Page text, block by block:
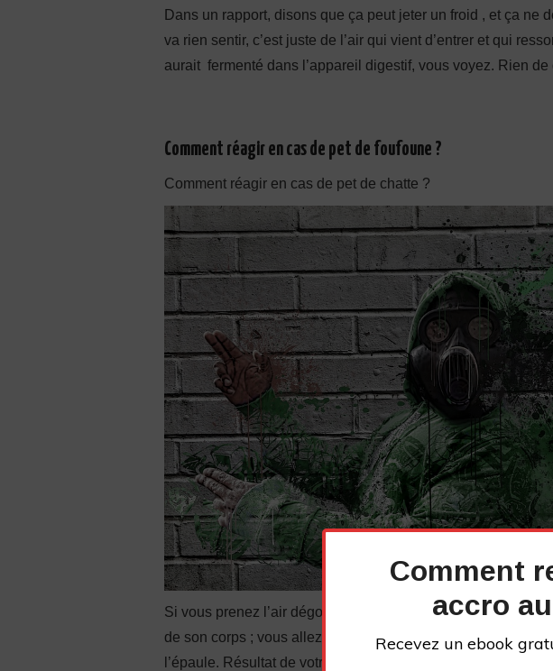
Dans un rapport, disons que ça peut jeter un froid , et ça ne
va rien sentir, c’est juste de l’air qui vient d’entrer et qui
aurait fermenté dans l’appareil digestif, vous voyez. Rien de
Comment réagir en cas de pet de foufoune ?
Comment réagir en cas de pet de chatte ?
Si vous prenez l’air dégoûté, la fille sera humiliée, presque
de son corps ; vous allez la vexer, elle voudra plus baiser et
l’épaule. Résultat de votre défaut de tact ! Ne commencez
Comment
accro
Recevez un ebook